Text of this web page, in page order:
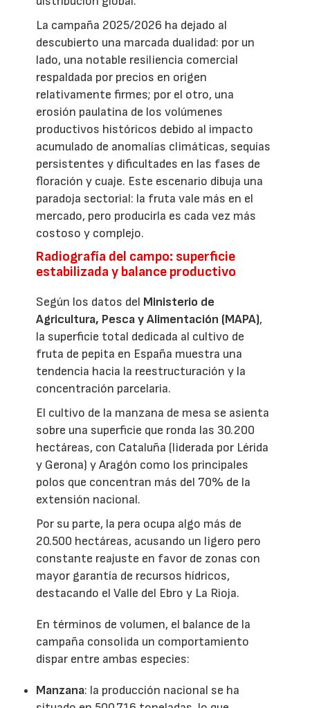
La campaña 2025/2026 ha dejado al
descubierto una marcada dualidad: por un
lado, una notable resiliencia comercial
respaldada por precios en origen
relativamente firmes; por el otro, una
erosión paulatina de los volúmenes
productivos históricos debido al impacto
acumulado de anomalías climáticas, sequías
persistentes y dificultades en las fases de
floración y cuaje. Este escenario dibuja una
paradoja sectorial: la fruta vale más en el
mercado, pero producirla es cada vez más
costoso y complejo.
Radiografía del campo: superficie
estabilizada y balance productivo
Según los datos del Ministerio de
Agricultura, Pesca y Alimentación (MAPA),
la superficie total dedicada al cultivo de
fruta de pepita en España muestra una
tendencia hacia la reestructuración y la
concentración parcelaria.
El cultivo de la manzana de mesa se asienta
sobre una superficie que ronda las 30.200
hectáreas, con Cataluña (liderada por Lérida
y Gerona) y Aragón como los principales
polos que concentran más del 70% de la
extensión nacional.
Por su parte, la pera ocupa algo más de
20.500 hectáreas, acusando un ligero pero
constante reajuste en favor de zonas con
mayor garantía de recursos hídricos,
destacando el Valle del Ebro y La Rioja.
En términos de volumen, el balance de la
campaña consolida un comportamiento
dispar entre ambas especies:
Manzana: la producción nacional se ha